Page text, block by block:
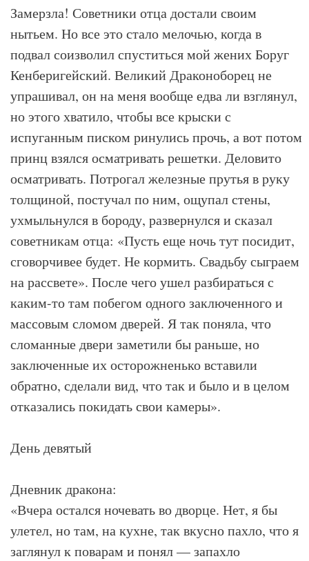
Замерзла! Советники отца достали своим
нытьем. Но все это стало мелочью, когда в
подвал соизволил спуститься мой жених Боруг
Кенберигейский. Великий Драконоборец не
упрашивал, он на меня вообще едва ли взглянул,
но этого хватило, чтобы все крыски с
испуганным писком ринулись прочь, а вот потом
принц взялся осматривать решетки. Деловито
осматривать. Потрогал железные прутья в руку
толщиной, постучал по ним, ощупал стены,
ухмыльнулся в бороду, развернулся и сказал
советникам отца: «Пусть еще ночь тут посидит,
сговорчивее будет. Не кормить. Свадьбу сыграем
на рассвете». После чего ушел разбираться с
каким-то там побегом одного заключенного и
массовым сломом дверей. Я так поняла, что
сломанные двери заметили бы раньше, но
заключенные их осторожненько вставили
обратно, сделали вид, что так и было и в целом
отказались покидать свои камеры».
День девятый
Дневник дракона:
«Вчера остался ночевать во дворце. Нет, я бы
улетел, но там, на кухне, так вкусно пахло, что я
заглянул к поварам и понял — запахло